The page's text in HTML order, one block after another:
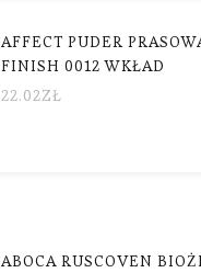
AFFECT PUDER
FINISH 0012 WKŁAD
22.02ZŁ
ABOCA RUSCOVEN